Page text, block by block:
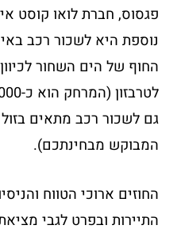
פגסוס, חברת לואו קוסט
נוספת היא לשכור רכב
החוף של הים השחור
גם לשכור רכב מתאים
המבוקש מבחינתכם).
החוזים ארוכי הטווח
התיירות ובפרט לגבי